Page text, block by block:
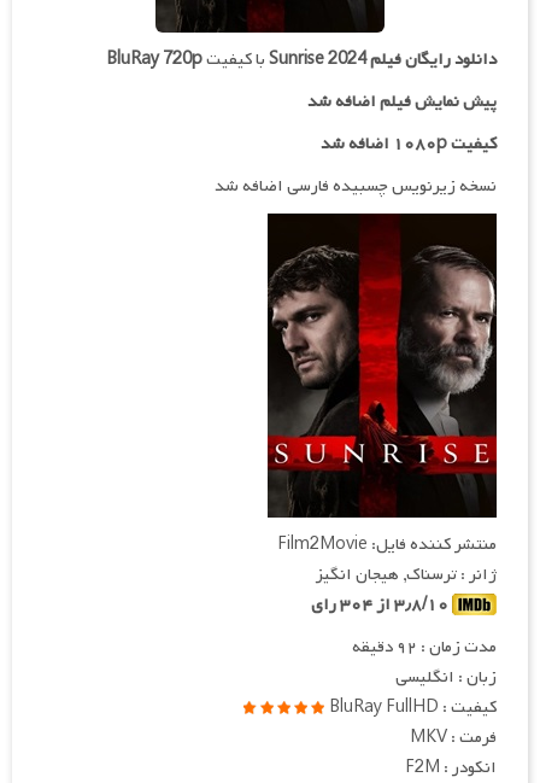
دانلود رایگان فیلمSunrise 2024با کیفیتBluRay 720p
پیش نمایش فیلم اضافه شد
کیفیت ۱۰۸۰p اضافه شد
نسخه زیرنویس چسبیده فارسی اضافه شد
منتشر کننده فایل: Film2Movie
ژانر : ترسناک, هیجان انگیز
مدت زمان : ۹۲ دقیقه
زبان : انگلیسی
کیفیت : BluRay FullHD
فرمت : MKV
انکودر : F2M